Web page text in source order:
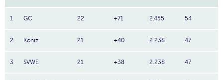
1 GC 22 +71 2.455 54
2 Köniz 21 +40 2.238 47
3 SVWE 21 +38 2.238 47